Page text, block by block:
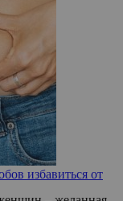
избавиться от